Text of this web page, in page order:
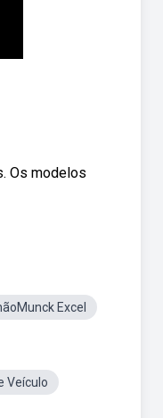
Os modelos
Excel
Veículo